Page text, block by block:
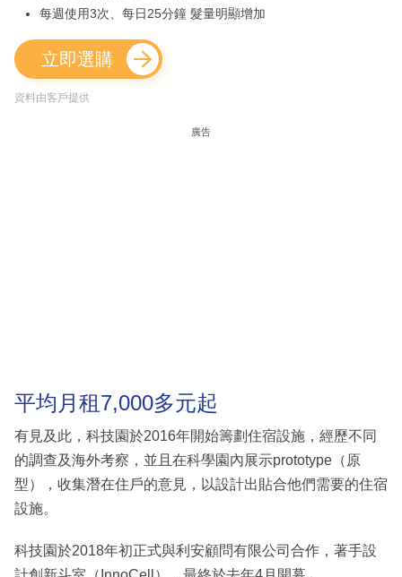
每週使用3次、每日25分鐘 髮量明顯增加
立即選購
資料由客戶提供
廣告
平均月租7,000多元起
有見及此，科技園於2016年開始籌劃住宿設施，經歷不同
的調查及海外考察，並且在科學園內展示prototype（原
型），收集潛在住戶的意見，以設計出貼合他們需要的住宿
設施。
科技園於2018年初正式與利安顧問有限公司合作，著手設